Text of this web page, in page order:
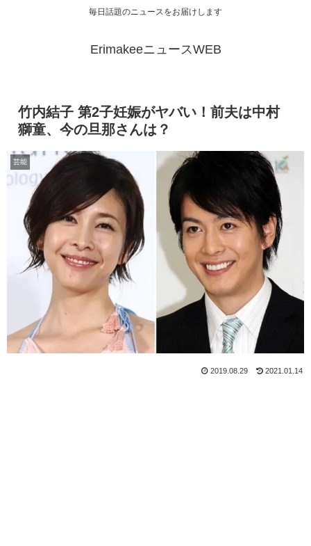
毎日話題のニュースをお届けします
ErimakeeニュースWEB
竹内結子 第2子妊娠がヤバい！前夫は中村
獅童、今の旦那さんは？
芸能
2019.08.29 2021.01.14